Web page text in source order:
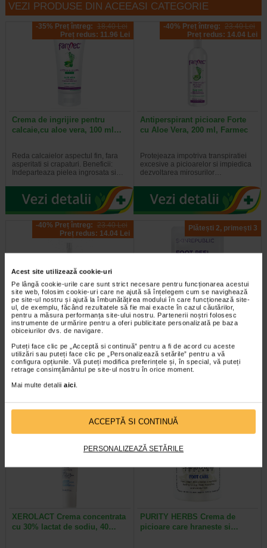
Acest site utilizează cookie-uri
Pe lângă cookie-urile care sunt strict necesare pentru funcționarea acestui
site web, folosim cookie-uri care ne ajută să înțelegem cum se navighează
pe site-ul nostru și ajută la îmbunătățirea modului în care funcționează site-
ul, de exemplu, făcând rezultatele să fie mai exacte în cazul căutărilor,
pentru a măsura performanța site-ului nostru. Partenerii noștri folosesc
instrumente de urmărire pentru a oferi publicitate personalizată pe baza
obiceiurilor dvs. de navigare.
Puteți face clic pe „Acceptă si continuă” pentru a fi de acord cu aceste
utilizări sau puteți face clic pe „Personalizează setările” pentru a vă
configura opțiunile. Vă puteți modifica preferințele și, în special, vă puteți
retrage consimțământul pe site-ul nostru în orice moment.
Mai multe detalii aici
ACCEPTĂ SI CONTINUĂ
PERSONALIZEAZĂ SETĂRILE
VEZI PRODUSE DIN ACEEASI CATEGORIE
-35% Preț întreg: 18,40 Lei
Preț redus: 11.96 Lei
Crema de ingrijire pentru
calcaie,cu aloe vera, 100 ml…
Reda calcaielor aspectul fin, fara
asperitati si crapaturi. Beneficii:
Indeparteaza pielea ingrosata si…
-40% Preț întreg: 23.40 Lei
Preț redus: 14.04 Lei
Antiperspirant picioare Forte
cu Aloe Vera, 200 ml, Farmec
Protejeaza impotriva transpiratiei
excesive a picioarelor si impiedica
dezvoltarea mirosurilor…
-40% Preț întreg: 23.40 Lei
Preț redus: 14.04 Lei
Solutie de ingrijire pentru
picioare, 200 ml, Farmec
Solutia pentru ingrijirea picioarelor
mentine igiena antimicrobiana
corespunzatoare picioarelor…
Plătești 2, primești 3
Masca exfolianta pentru
picioare, SKIN REPUBLIC
Sosete exfoliante * sosete
biodegradabile • recomandate si
vegetarienilor • netestate pe…
XEROLACT Crema concentrata
cu 30% lactat de sodiu, 40…
PURITY HERBS Crema de
picioare care hraneste si…